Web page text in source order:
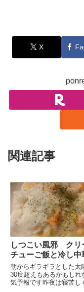
X
関連記事
しつこい風邪 クリ
チューご飯と冷し中
朝からギラギラとした太
30度超えもあるかもしれ
気予報です昨夜は寝苦し